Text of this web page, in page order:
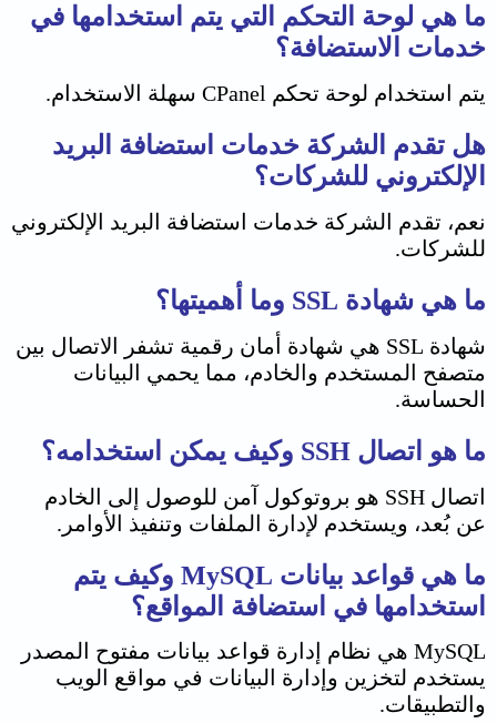
ما هي لوحة التحكم التي يتم استخدامها في
خدمات الاستضافة؟
يتم استخدام لوحة تحكم CPanel سهلة الاستخدام.
هل تقدم الشركة خدمات استضافة البريد
الإلكتروني للشركات؟
نعم، تقدم الشركة خدمات استضافة البريد الإلكتروني
للشركات.
ما هي شهادة SSL وما أهميتها؟
شهادة SSL هي شهادة أمان رقمية تشفر الاتصال بين
متصفح المستخدم والخادم، مما يحمي البيانات
الحساسة.
ما هو اتصال SSH وكيف يمكن استخدامه؟
اتصال SSH هو بروتوكول آمن للوصول إلى الخادم
عن بُعد، ويستخدم لإدارة الملفات وتنفيذ الأوامر.
ما هي قواعد بيانات MySQL وكيف يتم
استخدامها في استضافة المواقع؟
MySQL هي نظام إدارة قواعد بيانات مفتوح المصدر
يستخدم لتخزين وإدارة البيانات في مواقع الويب
والتطبيقات.